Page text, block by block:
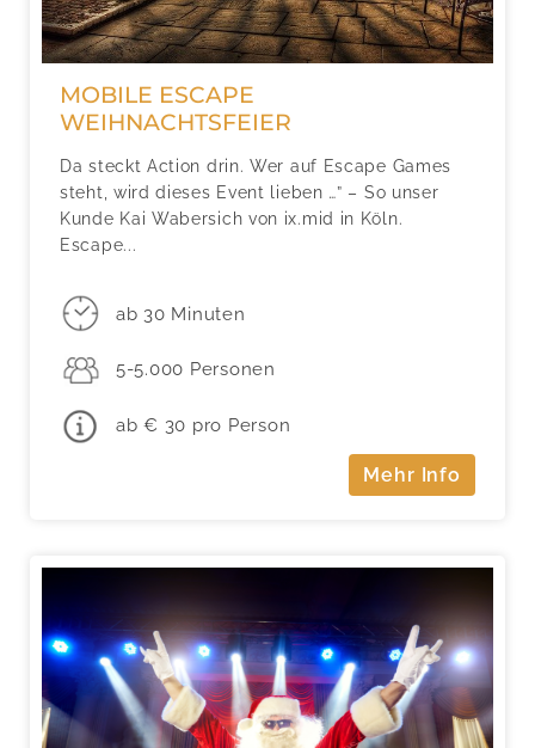
MOBILE ESCAPE
WEIHNACHTSFEIER
Da steckt Action drin. Wer auf Escape Games
steht, wird dieses Event lieben …” – So unser
Kunde Kai Wabersich von ix.mid in Köln.
Escape...
ab 30 Minuten
5-5.000 Personen
ab € 30 pro Person
Mehr Info